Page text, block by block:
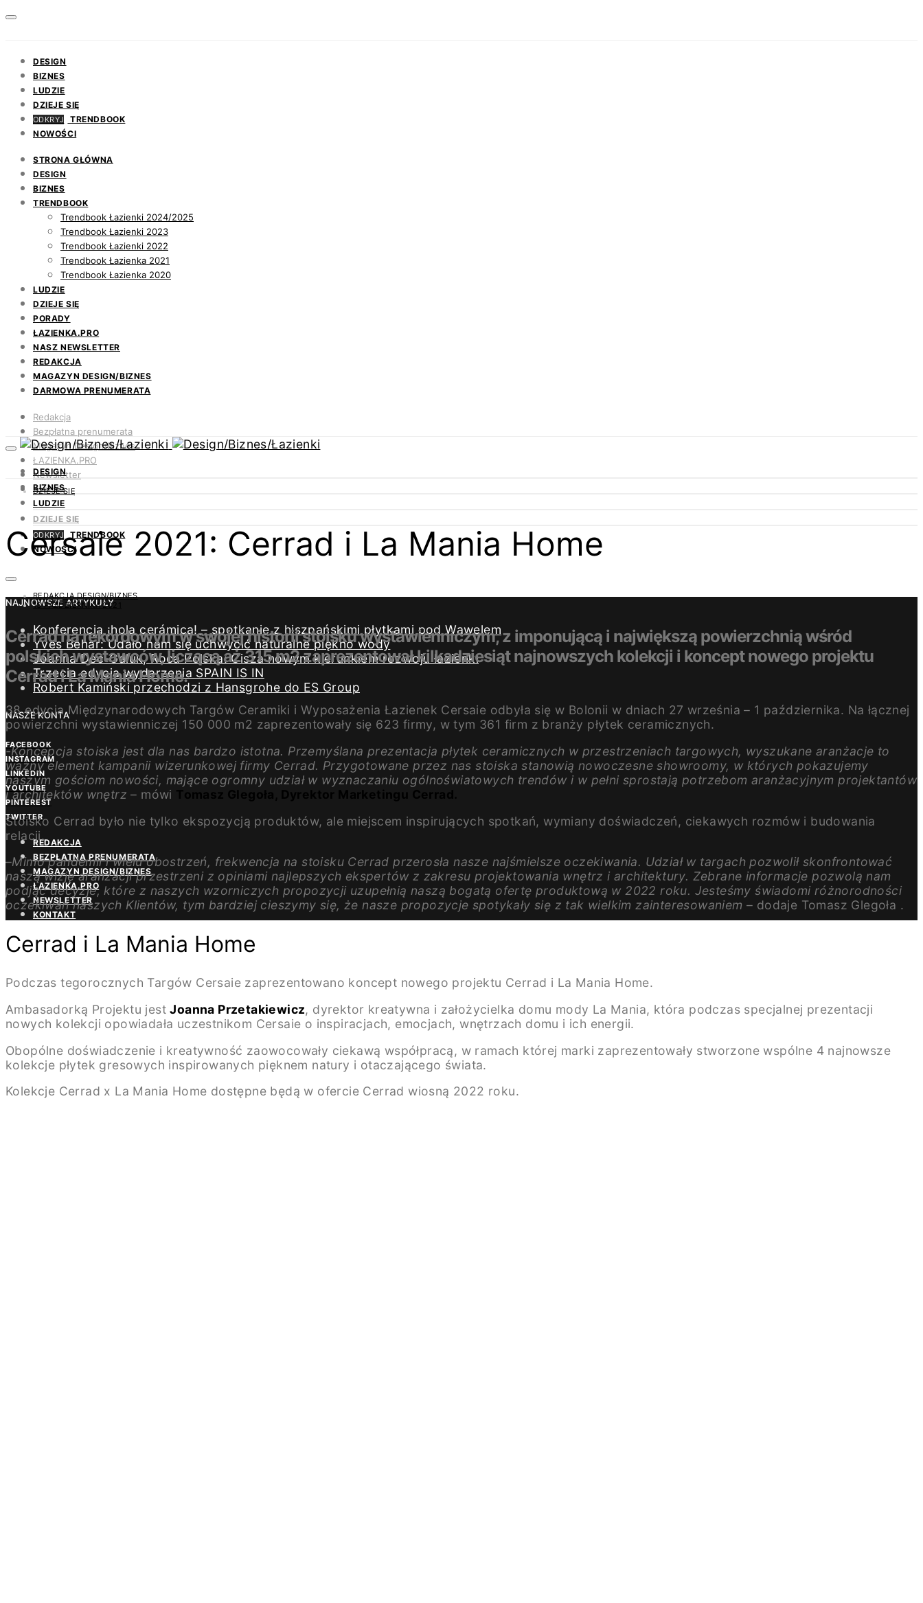
DESIGN
BIZNES
LUDZIE
DZIEJE SIĘ
ODKRYJ
TRENDBOOK
NOWOŚCI
STRONA GŁÓWNA
DESIGN
BIZNES
TRENDBOOK
Trendbook Łazienki 2024/2025
Trendbook Łazienki 2023
Trendbook Łazienki 2022
Trendbook Łazienka 2021
Trendbook Łazienka 2020
LUDZIE
DZIEJE SIĘ
PORADY
ŁAZIENKA.PRO
NASZ NEWSLETTER
REDAKCJA
MAGAZYN DESIGN/BIZNES
DARMOWA PRENUMERATA
Redakcja
Bezpłatna prenumerata
Magazyn Design/Biznes
ŁAZIENKA.PRO
Newsletter
Kontakt
DESIGN
BIZNES
LUDZIE
DZIEJE SIĘ
ODKRYJ TRENDBOOK
NOWOŚCI
NAJNOWSZE ARTYKUŁY
Konferencja ¡hola cerámica! – spotkanie z hiszpańskimi płytkami pod Wawelem
Yves Béhar: Udało nam się uchwycić naturalne piękno wody
Joanna Dec-Galuk, Roca Polska: Cisza nowym kierunkiem rozwoju łazienki
Trzecia edycja wydarzenia SPAIN IS IN
Robert Kamiński przechodzi z Hansgrohe do ES Group
NASZE KONTA
FACEBOOK
INSTAGRAM
LINKEDIN
YOUTUBE
PINTEREST
TWITTER
REDAKCJA
BEZPŁATNA PRENUMERATA
MAGAZYN DESIGN/BIZNES
ŁAZIENKA.PRO
NEWSLETTER
KONTAKT
DZIEJE SIĘ
Cersaie 2021: Cerrad i La Mania Home
REDAKCJA DESIGN/BIZNES
13 PAŹDZIERNIKA 2021
Cerrad na rekordowym w swojej historii stoisku wystawienniczym, z imponującą i największą powierzchnią wśród
polskich wystawców, liczącą aż 315 m2 zaprezentował kilkadziesiąt najnowszych kolekcji i koncept nowego projektu
Cerrad i La Mania Home.
38 edycja Międzynarodowych Targów Ceramiki i Wyposażenia Łazienek Cersaie odbyła się w Bolonii w dniach 27 września – 1 października. Na łącznej
powierzchni wystawienniczej 150 000 m2 zaprezentowały się 623 firmy, w tym 361 firm z branży płytek ceramicznych.
-Koncepcja stoiska jest dla nas bardzo istotna. Przemyślana prezentacja płytek ceramicznych w przestrzeniach targowych, wyszukane aranżacje to
ważny element kampanii wizerunkowej firmy Cerrad. Przygotowane przez nas stoiska stanowią nowoczesne showroomy, w których pokazujemy
naszym gościom nowości, mające ogromny udział w wyznaczaniu ogólnoświatowych trendów i w pełni sprostają potrzebom aranżacyjnym projektantów
i architektów wnętrz– mówi
Stoisko Cerrad było nie tylko ekspozycją produktów, ale miejscem inspirujących spotkań, wymiany doświadczeń, ciekawych rozmów i budowania
relacji.
–Mimo pandemii i wielu obostrzeń, frekwencja na stoisku Cerrad przerosła nasze najśmielsze oczekiwania. Udział w targach pozwolił skonfrontować
naszą wizję aranżacji przestrzeni z opiniami najlepszych ekspertów z zakresu projektowania wnętrz i architektury. Zebrane informacje pozwolą nam
podjąć decyzje, które z naszych wzorniczych propozycji uzupełnią naszą bogatą ofertę produktową w 2022 roku. Jesteśmy świadomi różnorodności
oczekiwań naszych Klientów, tym bardziej cieszymy się, że nasze propozycje spotykały się z tak wielkim zainteresowaniem – dodaje Tomasz Glegoła .
Cerrad i La Mania Home
Podczas tegorocznych Targów Cersaie zaprezentowano koncept nowego projektu Cerrad i La Mania Home.
Ambasadorką Projektu jestJoanna Przetakiewicz, dyrektor kreatywna i założycielka domu mody La Mania, która podczas specjalnej prezentacji
nowych kolekcji opowiadała uczestnikom Cersaie o inspiracjach, emocjach, wnętrzach domu i ich energii.
Obopólne doświadczenie i kreatywność zaowocowały ciekawą współpracą, w ramach której marki zaprezentowały stworzone wspólne 4 najnowsze
kolekcje płytek gresowych inspirowanych pięknem natury i otaczającego świata.
Kolekcje Cerrad x La Mania Home dostępne będą w ofercie Cerrad wiosną 2022 roku.